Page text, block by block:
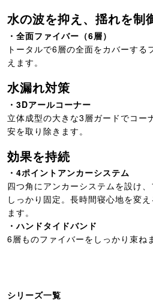
水の波を抑え、揺れを制
・全面ファイバー（6層）
トータルで6層の全面をカバーする
えます。
水漏れ対策
・3Dアールコーナー
立体成型の大きな3層ガードでコー
安を取り除きます。
効果を持続
・4ポイントアンカーシステム
四つ角にアンカーシステムを設け
しっかり固定。長時間寝心地を変
ます。
・ハンドタイドバンド
6層ものファイバーをしっかり束ね
シリーズ一覧